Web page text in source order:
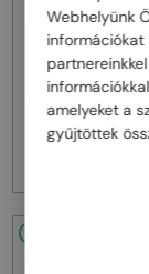
Dita—
MACH ONE DRX-
W - 59
Webhelyünk
információkat
amelyeket a
gyűjtöttek